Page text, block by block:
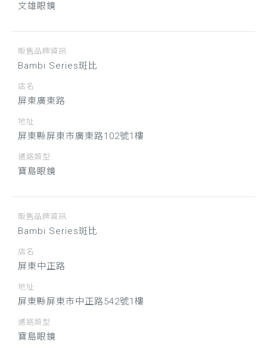
文雄眼鏡
販售品牌資訊
Bambi Series斑比
店名
屏東廣東路
地址
屏東縣屏東市廣東路102號1樓
通路類型
寶島眼鏡
販售品牌資訊
Bambi Series斑比
店名
屏東中正路
地址
屏東縣屏東市中正路542號1樓
通路類型
寶島眼鏡